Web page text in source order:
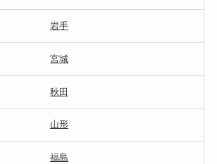
岩手
宮城
秋田
山形
福島